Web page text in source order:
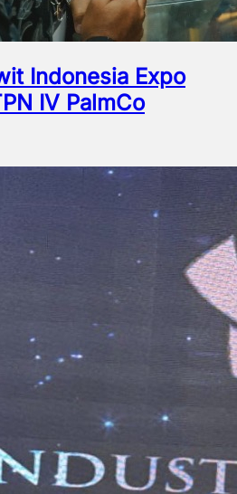
Indonesia Expo
IV PalmCo